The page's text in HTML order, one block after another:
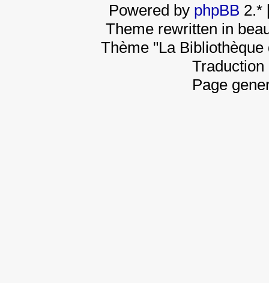
Powered by phpBB 2.*
Theme rewritten in
Thème "La
Page